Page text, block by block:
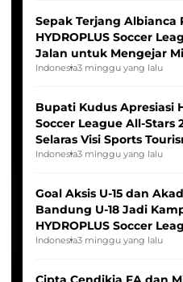
Sepak Terjang Albianca
HYDROPLUS Soccer
Jalan untuk Mengejar
Indonesia Putri
Indonesia3 minggu yang lalu
Bupati Kudus Apresiasi
Soccer League All-Stars
Selaras Visi Sports
Indonesia3 minggu yang lalu
Goal Aksis U-15 dan
Bandung U-18 Jadi
HYDROPLUS Soccer
2025/2026
Indonesia3 minggu yang lalu